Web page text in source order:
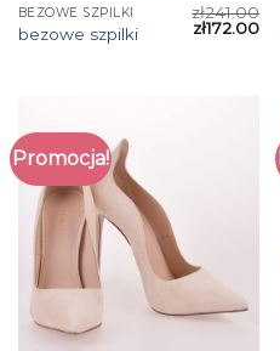
BEZOWE SZPILKI
bezowe szpilki
zł241.00
zł172.00
Promocja!